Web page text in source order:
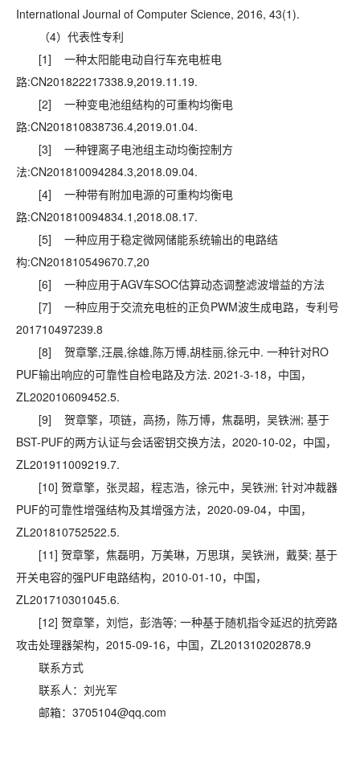
International Journal of Computer Science, 2016, 43(1).
（4）代表性专利
[1] 一种太阳能电动自行车充电桩电
路:CN201822217338.9,2019.11.19.
[2] 一种变电池组结构的可重构均衡电
路:CN201810838736.4,2019.01.04.
[3] 一种锂离子电池组主动均衡控制方
法:CN201810094284.3,2018.09.04.
[4] 一种带有附加电源的可重构均衡电
路:CN201810094834.1,2018.08.17.
[5] 一种应用于稳定微网储能系统输出的电路结
构:CN201810549670.7,20
[6] 一种应用于AGV车SOC估算动态调整滤波增益的方法
[7] 一种应用于交流充电桩的正负PWM波生成电路，专利号
201710497239.8
[8] 贺章擎,汪晨,徐雄,陈万博,胡桂丽,徐元中. 一种针对RO
PUF输出响应的可靠性自检电路及方法. 2021-3-18，中国，
ZL202010609452.5.
[9] 贺章擎，项链，高扬，陈万博，焦磊明，吴铁洲; 基于
BST-PUF的两方认证与会话密钥交换方法，2020-10-02，中国，
ZL201911009219.7.
[10] 贺章擎，张灵超，程志浩，徐元中，吴铁洲; 针对冲裁器
PUF的可靠性增强结构及其增强方法，2020-09-04，中国，
ZL201810752522.5.
[11] 贺章擎，焦磊明，万美琳，万思琪，吴铁洲，戴葵; 基于
开关电容的强PUF电路结构，2010-01-10，中国，
ZL201710301045.6.
[12] 贺章擎，刘恺，彭浩等; 一种基于随机指令延迟的抗旁路
攻击处理器架构，2015-09-16，中国，ZL201310202878.9
联系方式
联系人：刘光军
邮箱：3705104@qq.com